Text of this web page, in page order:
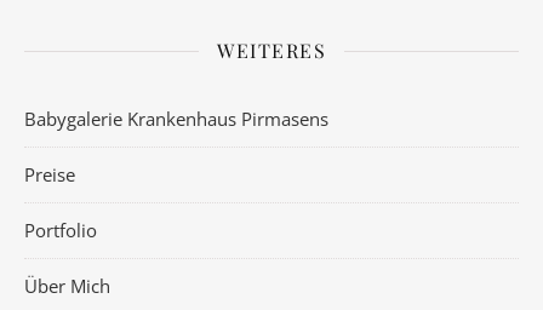
WEITERES
Babygalerie Krankenhaus Pirmasens
Preise
Portfolio
Über Mich